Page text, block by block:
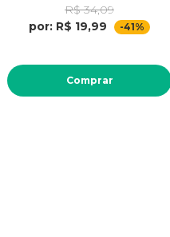
R$ 34,09
por: R$ 19,99
-41%
Comprar